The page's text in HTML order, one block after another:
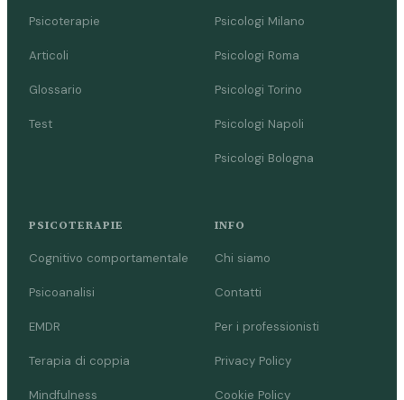
Psicoterapie
Articoli
Glossario
Test
Psicologi Milano
Psicologi Roma
Psicologi Torino
Psicologi Napoli
Psicologi Bologna
PSICOTERAPIE
Cognitivo comportamentale
Psicoanalisi
EMDR
Terapia di coppia
Mindfulness
INFO
Chi siamo
Contatti
Per i professionisti
Privacy Policy
Cookie Policy